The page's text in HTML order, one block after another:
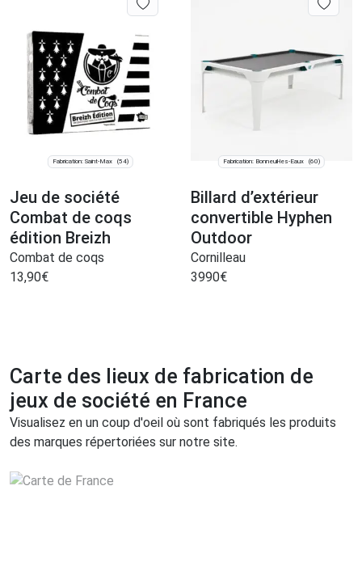
Fabrication: Saint-Max (54)
Jeu de société
Combat de coqs
édition Breizh
Combat de coqs
13,90€
Fabrication: Bonneuil-les-Eaux (60)
Billard d’extérieur
convertible Hyphen
Outdoor
Cornilleau
3990€
Carte des lieux de fabrication de
jeux de société en France
Visualisez en un coup d'oeil où sont fabriqués les produits
des marques répertoriées sur notre site.